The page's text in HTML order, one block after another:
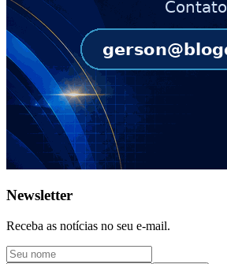
Newsletter
Receba as notícias no seu e-mail.